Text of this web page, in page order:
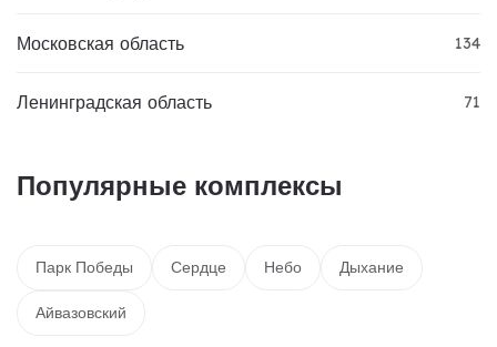
Московская область 134
Ленинградская область 71
Популярные комплексы
Парк Победы Сердце Небо Дыхание
Айвазовский